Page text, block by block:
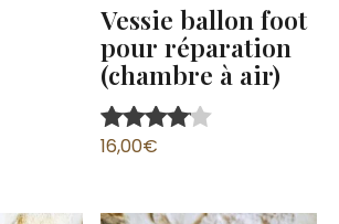
Vessie ballon foot
pour réparation
(chambre à air)
Note
16,00€